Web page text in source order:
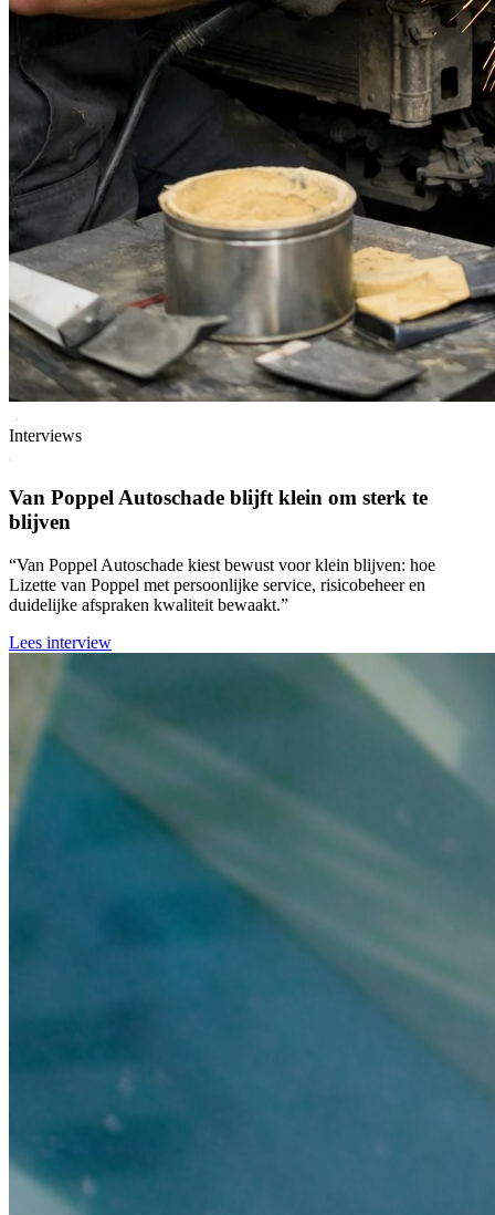
Interviews
Van Poppel Autoschade blijft klein om sterk te
blijven
“Van Poppel Autoschade kiest bewust voor klein blijven: hoe
Lizette van Poppel met persoonlijke service, risicobeheer en
duidelijke afspraken kwaliteit bewaakt.”
Lees interview